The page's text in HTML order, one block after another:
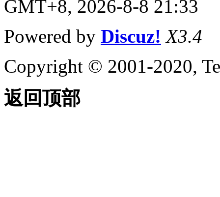
GMT+8, 2026-8-8 21:33
Powered by Discuz! X3.4
Copyright © 2001-2020,
返回顶部